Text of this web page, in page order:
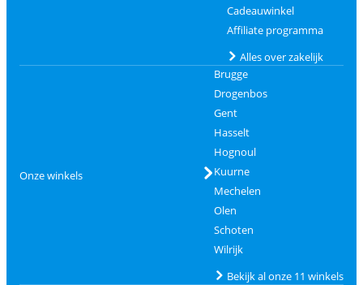
Cadeauwinkel
Affiliate programma
Alles over zakelijk
Onze winkels
Brugge
Drogenbos
Gent
Hasselt
Hognoul
Kuurne
Mechelen
Olen
Schoten
Wilrijk
Bekijk al onze 11 winkels